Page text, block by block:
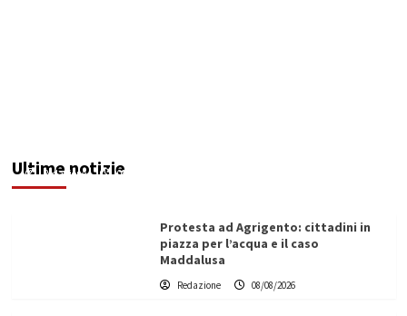
Ultime notizie
Redazione 08/08/2026
Protesta ad Agrigento: cittadini in
piazza per l’acqua e il caso
Maddalusa
Redazione 08/08/2026